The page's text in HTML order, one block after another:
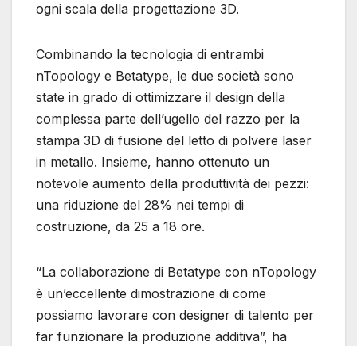
ogni scala della progettazione 3D.
Combinando la tecnologia di entrambi
nTopology e Betatype, le due società sono
state in grado di ottimizzare il design della
complessa parte dell’ugello del razzo per la
stampa 3D di fusione del letto di polvere laser
in metallo. Insieme, hanno ottenuto un
notevole aumento della produttività dei pezzi:
una riduzione del 28% nei tempi di
costruzione, da 25 a 18 ore.
“La collaborazione di Betatype con nTopology
è un’eccellente dimostrazione di come
possiamo lavorare con designer di talento per
far funzionare la produzione additiva”, ha